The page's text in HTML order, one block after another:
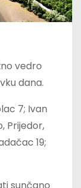
vedro
dana.
7; Ivan
Prijedor,
19;